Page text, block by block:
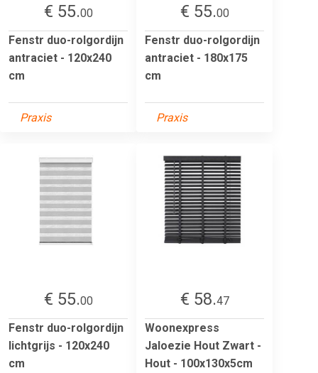
€ 55.00
Fenstr duo-rolgordijn
antraciet - 120x240
cm
Praxis
€ 55.00
Fenstr duo-rolgordijn
antraciet - 180x175
cm
Praxis
€ 55.00
Fenstr duo-rolgordijn
lichtgrijs - 120x240
cm
€ 58.47
Woonexpress
Jaloezie Hout Zwart -
Hout - 100x130x5cm